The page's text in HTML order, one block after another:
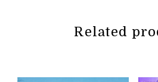
Related